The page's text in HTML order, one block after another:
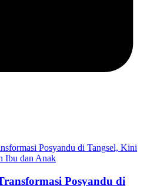
Posyandu di